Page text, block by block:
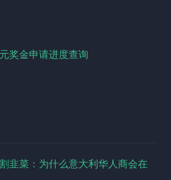
奖金申请进度查询
韭菜：为什么意大利华人商会在